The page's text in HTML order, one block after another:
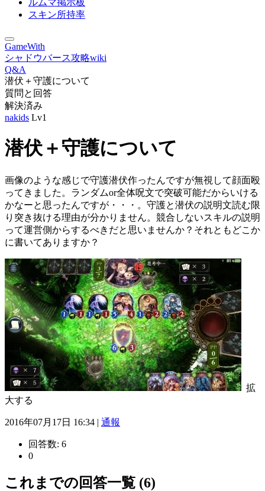
ルムマ掲示板
スキン所持率
GameWith
シャドウバース攻略wiki
Q&A
潜伏＋守護について
質問と回答
解決済み
nakids Lv1
潜伏＋守護について
画像のような感じで守護潜伏作ったんですが無視して顔面殴
ってきました。ランダムor全体呪文で突破可能だからいける
かなーと思ったんですが・・・。守護と潜伏の説明文読む限
り突き抜ける理由が分かりません。競合しないスキルの説明
って運営側からするべきだと思いませんか？それともどこか
に書いてありますか？
拡
大する
2016年07月17日 16:34 | 通報
回答数: 6
0
これまでの回答一覧 (6)